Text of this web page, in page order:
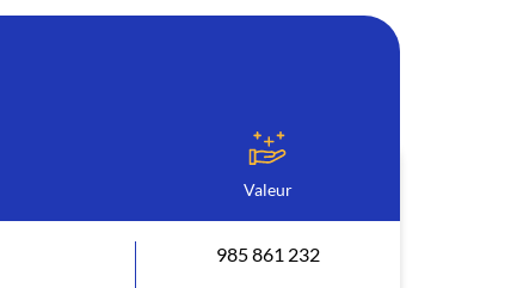
Valeur
985 861 232